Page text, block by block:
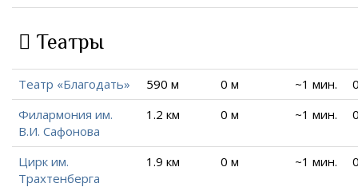
Театры
Театр «Благодать» 590 м 0 м ~1 мин.
Филармония им.
В.И. Сафонова
1.2 км 0 м ~1 мин.
Цирк им.
Трахтенберга
1.9 км 0 м ~1 мин.